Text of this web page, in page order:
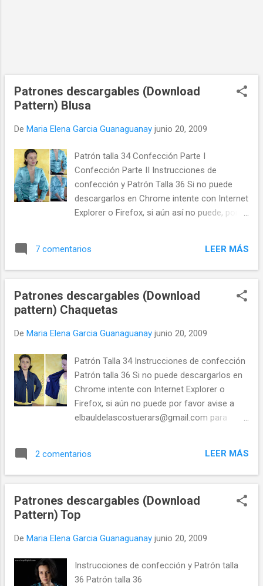
Patrones descargables (Download
Pattern) Blusa
De Maria Elena Garcia Guanaguanay junio 20, 2009
Patrón talla 34 Confección Parte I
Confección Parte II Instrucciones de
confección y Patrón Talla 36 Si no puede
descargarlos en Chrome intente con Internet
Explorer o Firefox, si aún así no puede, por
restablecer el enlace. Gracias
7 comentarios LEER MÁS
Patrones descargables (Download
pattern) Chaquetas
De Maria Elena Garcia Guanaguanay junio 20, 2009
Patrón Talla 34 Instrucciones de confección
Patrón talla 36 Si no puede descargarlos en
Chrome intente con Internet Explorer o
Firefox, si aún no puede por favor avise a
elbauldelascostuerars@gmail.com para
III
2 comentarios LEER MÁS
Patrones descargables (Download
Pattern) Top
De Maria Elena Garcia Guanaguanay junio 20, 2009
Instrucciones de confección y Patrón talla
36 Patrón talla 36